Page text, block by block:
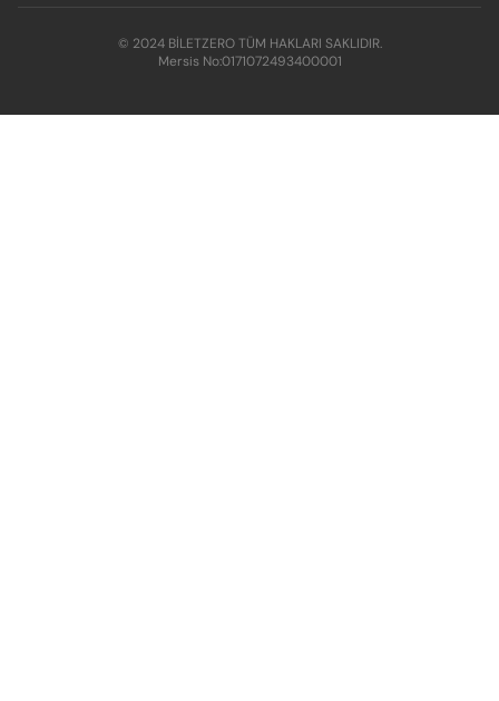
© 2024 BİLETZERO TÜM HAKLARI SAKLIDIR.
Mersis No:0171072493400001